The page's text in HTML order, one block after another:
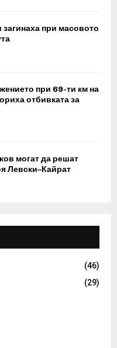
при масовото
при 69-ти км на
отбивката за
могат да решат
Левски–Кайрат
(46)
(29)